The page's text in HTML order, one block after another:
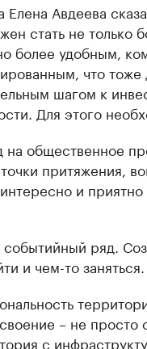
Авдеева
стать не только
более удобным,
что
шагом к
Для этого
на общественное
притяжения,
и
событийный ряд.
и чем-то заняться.
– не просто
с